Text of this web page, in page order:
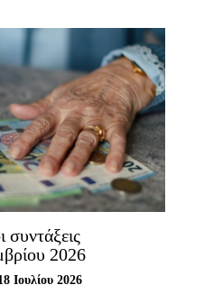
συντάξεις
2026
Ιουλίου 2026